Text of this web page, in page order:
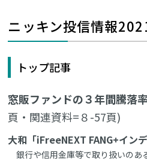
ニッキン投信情報
トップ記事
窓販ファンドの３年間騰落
頁・関連資料=８-57頁)
大和「iFreeNEXT FANG+イン
銀行や信用金庫等で取り扱いのあ